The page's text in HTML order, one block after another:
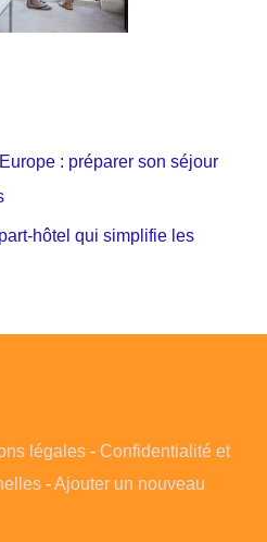
: préparer son séjour
hôtel qui simplifie les
légales- Confidentialité et
-Ajouter un nouveau